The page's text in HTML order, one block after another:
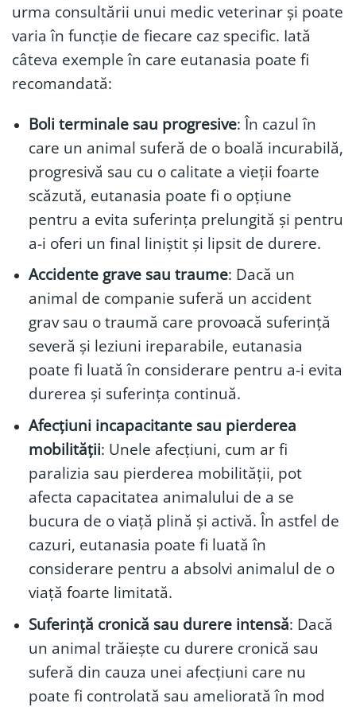
urma consultării unui medic veterinar și poate
varia în funcție de fiecare caz specific. Iată
câteva exemple în care eutanasia poate fi
recomandată:
Boli terminale sau progresive: În cazul în
care un animal suferă de o boală incurabilă,
progresivă sau cu o calitate a vieții foarte
scăzută, eutanasia poate fi o opțiune
pentru a evita suferința prelungită și pentru
a-i oferi un final liniștit și lipsit de durere.
Accidente grave sau traume: Dacă un
animal de companie suferă un accident
grav sau o traumă care provoacă suferință
severă și leziuni ireparabile, eutanasia
poate fi luată în considerare pentru a-i evita
durerea și suferința continuă.
Afecțiuni incapacitante sau pierderea
mobilității: Unele afecțiuni, cum ar fi
paralizia sau pierderea mobilității, pot
afecta capacitatea animalului de a se
bucura de o viață plină și activă. În astfel de
cazuri, eutanasia poate fi luată în
considerare pentru a absolvi animalul de o
viață foarte limitată.
Suferință cronică sau durere intensă: Dacă
un animal trăiește cu durere cronică sau
suferă din cauza unei afecțiuni care nu
poate fi controlată sau ameliorată în mod